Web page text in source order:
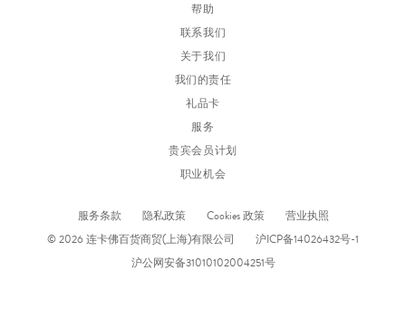
帮助
联系我们
关于我们
我们的责任
礼品卡
服务
贵宾会员计划
职业机会
服务条款 隐私政策 Cookies 政策
营业执照
© 2026 连卡佛百货商贸(上海)有限公司
沪ICP备14026432号-1
沪公网安备31010102004251号